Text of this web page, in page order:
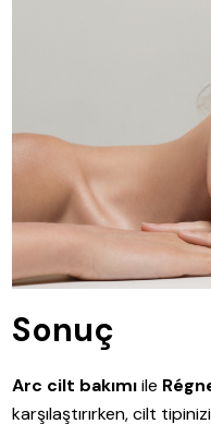
Sonuç
Arc cilt bakımıile
karşılaştırırken, cilt